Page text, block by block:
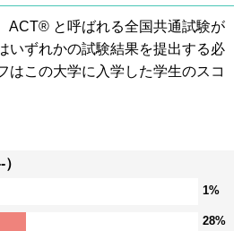
ACT® と呼ばれる全国共通試験が
いずれかの試験結果を提出する必
はこの大学に入学した学生のスコ
1%
28%